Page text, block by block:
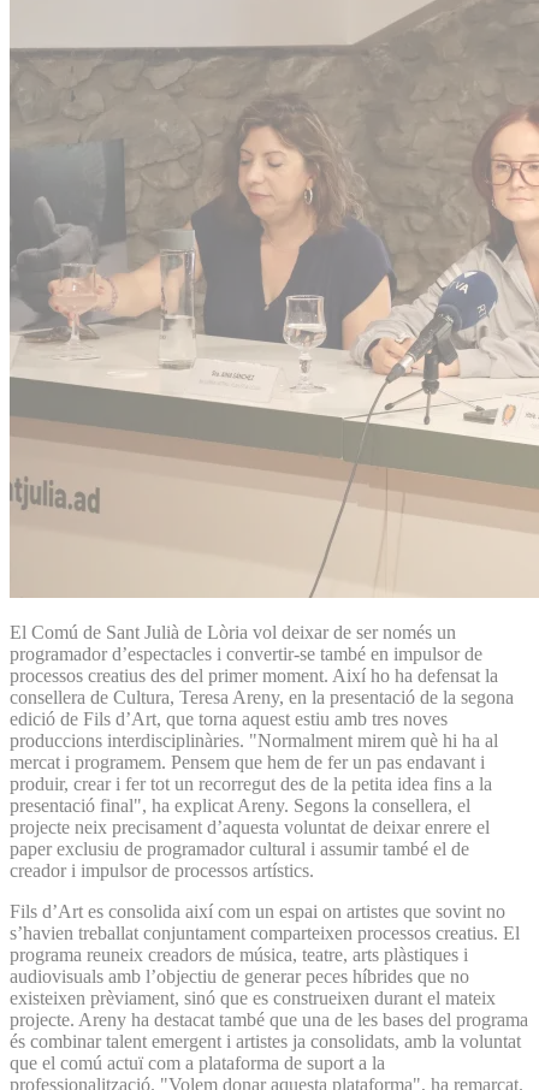
El Comú de Sant Julià de Lòria vol deixar de ser només un
programador d’espectacles i convertir-se també en impulsor de
processos creatius des del primer moment. Així ho ha defensat la
consellera de Cultura, Teresa Areny, en la presentació de la segona
edició de Fils d’Art, que torna aquest estiu amb tres noves
produccions interdisciplinàries. "Normalment mirem què hi ha al
mercat i programem. Pensem que hem de fer un pas endavant i
produir, crear i fer tot un recorregut des de la petita idea fins a la
presentació final", ha explicat Areny. Segons la consellera, el
projecte neix precisament d’aquesta voluntat de deixar enrere el
paper exclusiu de programador cultural i assumir també el de
creador i impulsor de processos artístics.
Fils d’Art es consolida així com un espai on artistes que sovint no
s’havien treballat conjuntament comparteixen processos creatius. El
programa reuneix creadors de música, teatre, arts plàstiques i
audiovisuals amb l’objectiu de generar peces híbrides que no
existeixen prèviament, sinó que es construeixen durant el mateix
projecte. Areny ha destacat també que una de les bases del programa
és combinar talent emergent i artistes ja consolidats, amb la voluntat
que el comú actuï com a plataforma de suport a la
professionalització. "Volem donar aquesta plataforma", ha remarcat.